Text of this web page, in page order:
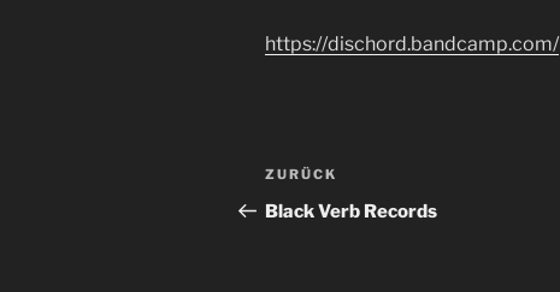
https://dischord.bandcamp.com/
Beitragsnavigation
Vorheriger
Beitrag
ZURÜCK
Black Verb Records